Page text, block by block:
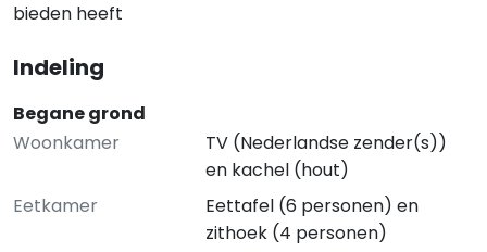
bieden heeft
Indeling
Begane grond
Woonkamer
TV (Nederlandse zender(s))
en kachel (hout)
Eetkamer
Eettafel (6 personen) en
zithoek (4 personen)